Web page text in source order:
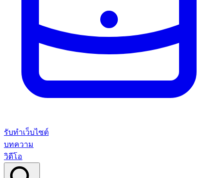
รับทำเว็บไซต์
บทความ
วิดีโอ